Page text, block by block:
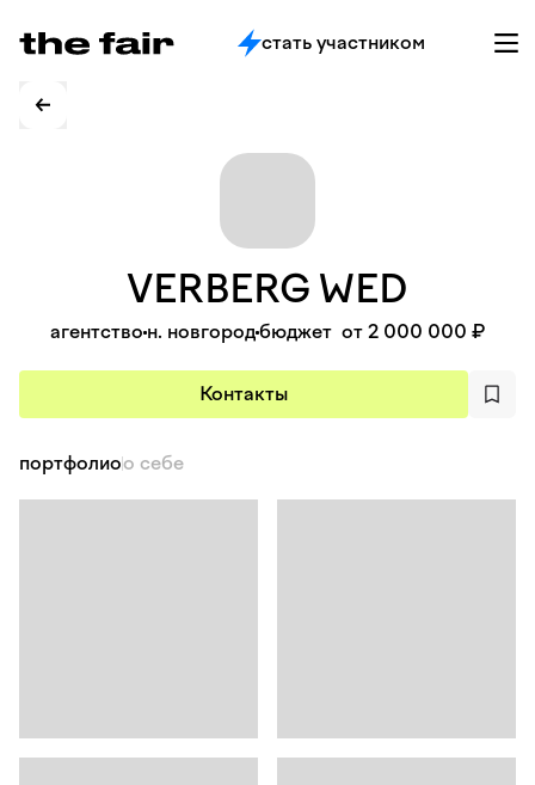
стать участником
VERBERG WED
агентство н. новгородбюджет от 2 000 000 ₽
Контакты
портфолиоо себе